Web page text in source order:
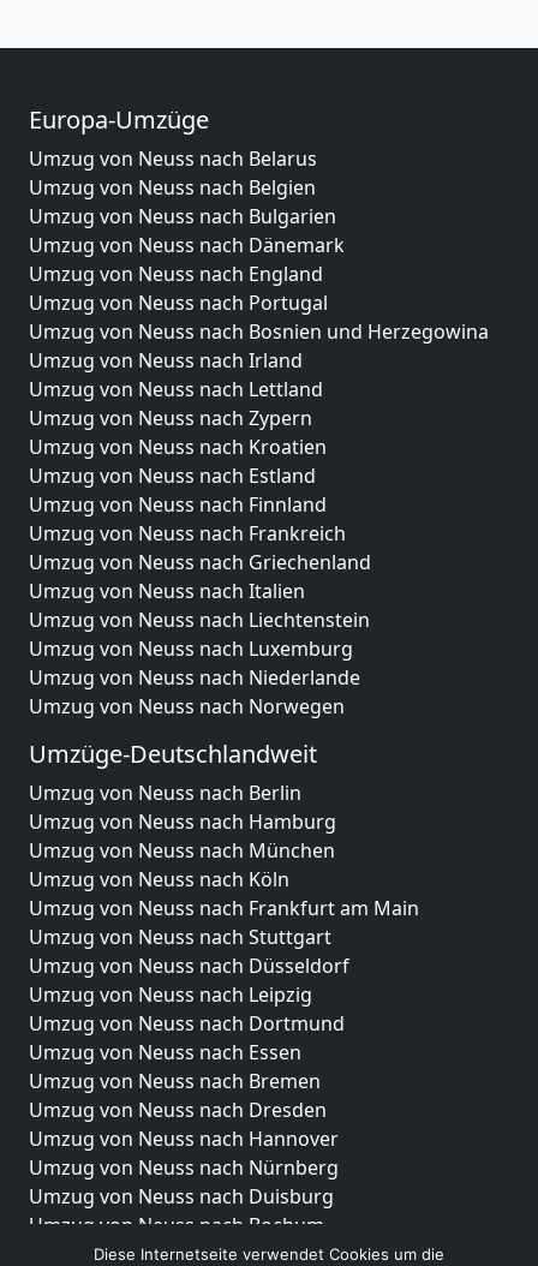
Europa-Umzüge
Umzug von Neuss nach Belarus
Umzug von Neuss nach Belgien
Umzug von Neuss nach Bulgarien
Umzug von Neuss nach Dänemark
Umzug von Neuss nach England
Umzug von Neuss nach Portugal
Umzug von Neuss nach Bosnien und Herzegowina
Umzug von Neuss nach Irland
Umzug von Neuss nach Lettland
Umzug von Neuss nach Zypern
Umzug von Neuss nach Kroatien
Umzug von Neuss nach Estland
Umzug von Neuss nach Finnland
Umzug von Neuss nach Frankreich
Umzug von Neuss nach Griechenland
Umzug von Neuss nach Italien
Umzug von Neuss nach Liechtenstein
Umzug von Neuss nach Luxemburg
Umzug von Neuss nach Niederlande
Umzug von Neuss nach Norwegen
Umzüge-Deutschlandweit
Umzug von Neuss nach Berlin
Umzug von Neuss nach Hamburg
Umzug von Neuss nach München
Umzug von Neuss nach Köln
Umzug von Neuss nach Frankfurt am Main
Umzug von Neuss nach Stuttgart
Umzug von Neuss nach Düsseldorf
Umzug von Neuss nach Leipzig
Umzug von Neuss nach Dortmund
Umzug von Neuss nach Essen
Umzug von Neuss nach Bremen
Umzug von Neuss nach Dresden
Umzug von Neuss nach Hannover
Umzug von Neuss nach Nürnberg
Umzug von Neuss nach Duisburg
Umzug von Neuss nach Bochum
Umzug von Neuss nach Wuppertal
Diese Internetseite verwendet Cookies um die